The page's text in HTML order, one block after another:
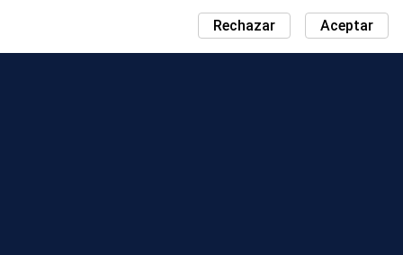
Aceptar
Rechazar